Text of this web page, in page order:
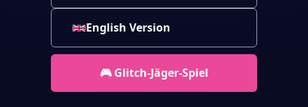
🎮 Glitch-Jäger-Spiel
English Version